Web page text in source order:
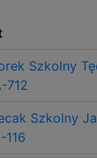
Szkolny
712
Szkolny
116